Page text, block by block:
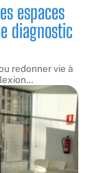
espaces
diagnostic
redonner vie à
…